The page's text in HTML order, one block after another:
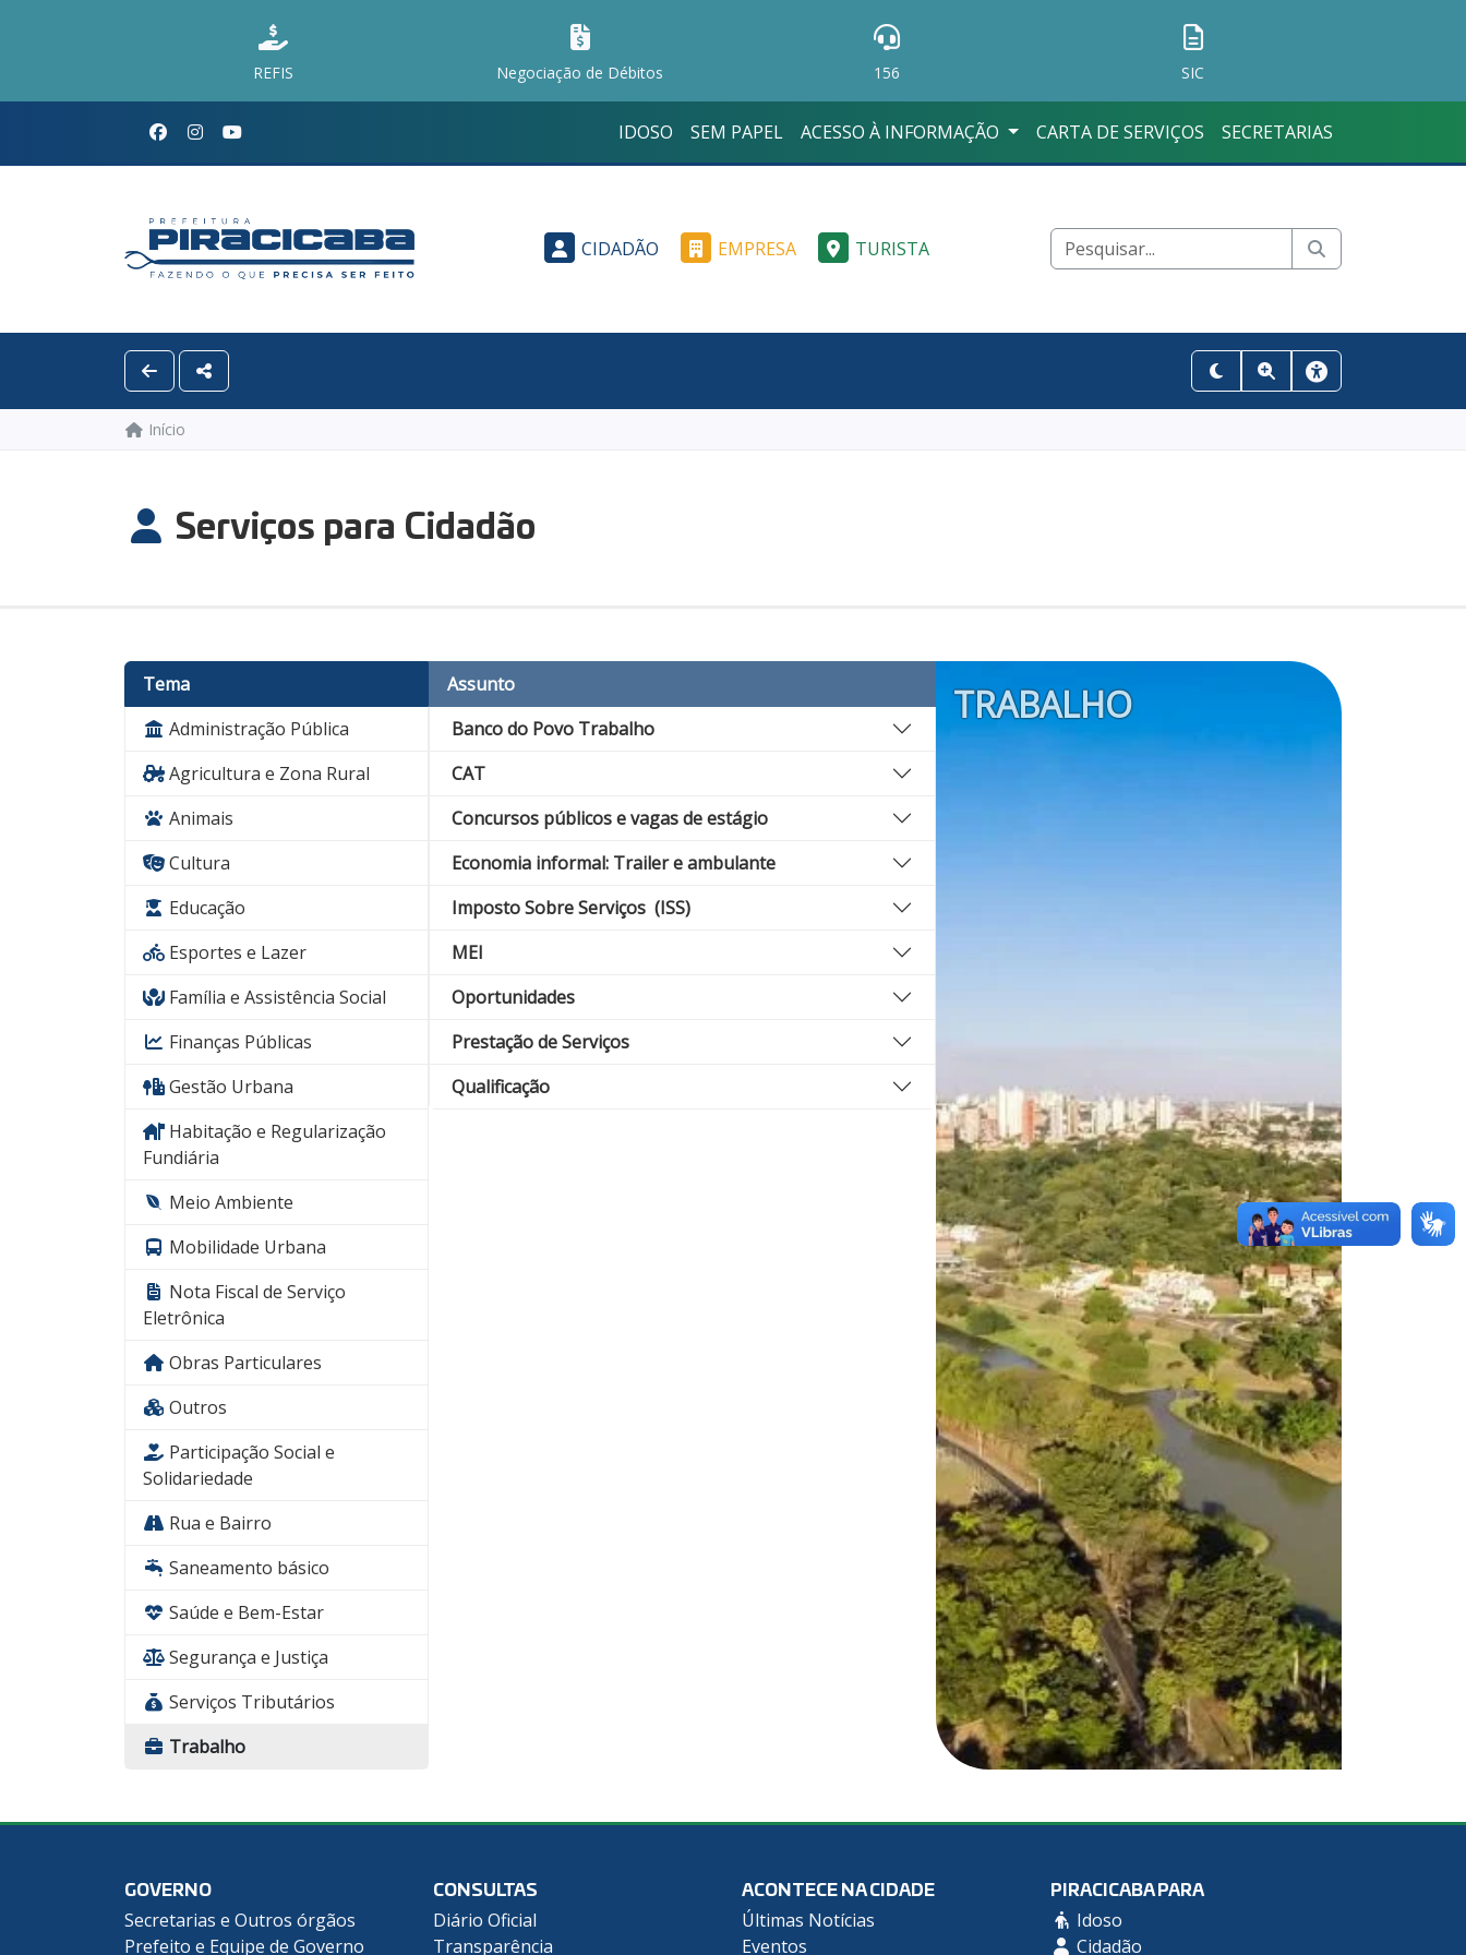
REFIS Negociação de Débitos 156 SIC
IDOSO SEM PAPEL ACESSO À INFORMAÇÃO CARTA DE SERVIÇOS SECRETARIAS
CIDADÃO EMPRESA TURISTA
Início
Serviços para Cidadão
Tema
Administração Pública
Agricultura e Zona Rural
Animais
Cultura
Educação
Esportes e Lazer
Família e Assistência Social
Finanças Públicas
Gestão Urbana
Habitação e Regularização
Fundiária
Meio Ambiente
Mobilidade Urbana
Nota Fiscal de Serviço
Eletrônica
Obras Particulares
Outros
Participação Social e
Solidariedade
Rua e Bairro
Saneamento básico
Saúde e Bem-Estar
Segurança e Justiça
Serviços Tributários
Trabalho
Assunto
Banco do Povo Trabalho
CAT
Concursos públicos e vagas de estágio
Economia informal: Trailer e ambulante
Imposto Sobre Serviços (ISS)
MEI
Oportunidades
Prestação de Serviços
Qualificação
TRABALHO
GOVERNO
Secretarias e Outros órgãos
Prefeito e Equipe de Governo
CONSULTAS
Diário Oficial
Transparência
ACONTECE NA CIDADE
Últimas Notícias
Eventos
PIRACICABA PARA
Idoso
Cidadão